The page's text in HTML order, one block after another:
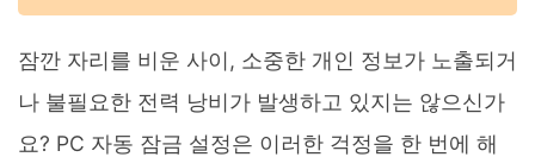
잠깐 자리를 비운 사이, 소중한 개인 정보가 노출되거
나 불필요한 전력 낭비가 발생하고 있지는 않으신가
요? PC 자동 잠금 설정은 이러한 걱정을 한 번에 해